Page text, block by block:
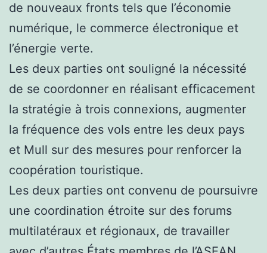
de nouveaux fronts tels que l’économie
numérique, le commerce électronique et
l’énergie verte.
Les deux parties ont souligné la nécessité
de se coordonner en réalisant efficacement
la stratégie à trois connexions, augmenter
la fréquence des vols entre les deux pays
et Mull sur des mesures pour renforcer la
coopération touristique.
Les deux parties ont convenu de poursuivre
une coordination étroite sur des forums
multilatéraux et régionaux, de travailler